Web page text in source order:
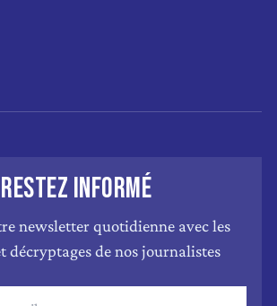
RESTEZ INFORMÉ
newsletter quotidienne avec les
décryptages de nos journalistes